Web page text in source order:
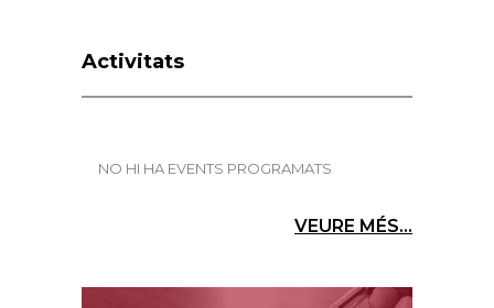
Activitats
NO HI HA EVENTS PROGRAMATS
VEURE MÉS...